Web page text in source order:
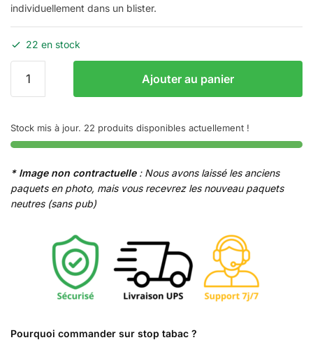
individuellement dans un blister.
22 en stock
Cartouche
American
Spirit
Orange
sans
additifs
Ajouter au panier
Stock mis à jour. 22 produits disponibles actuellement !
* Image non contractuelle: Nous avons laissé les anciens
paquets en photo, mais vous recevrez les nouveau paquets
neutres (sans pub)
Pourquoi commander sur stop tabac ?